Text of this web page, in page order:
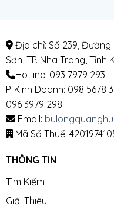
Địa chỉ: Số 239, Đường
Sơn, TP. Nha Trang, Tỉnh
Hotline: 093 7979 293
P. Kinh Doanh: 098 5678
096 3979 298
Email:
Mã Số Thuế:
THÔNG TIN
Tìm Kiếm
Giới Thiệu